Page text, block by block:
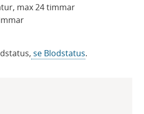
max 24 timmar
se Blodstatus.